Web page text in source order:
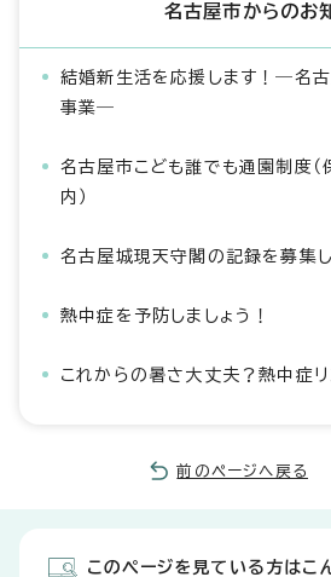
名古屋市からのお
結婚新生活を応援します！―名
事業―
名古屋市こども誰でも通園制度
内）
名古屋城現天守閣の記録を募集
熱中症を予防しましょう！
これからの暑さ大丈夫？熱中症リ
前のページへ戻る
このページを見ている方はこ